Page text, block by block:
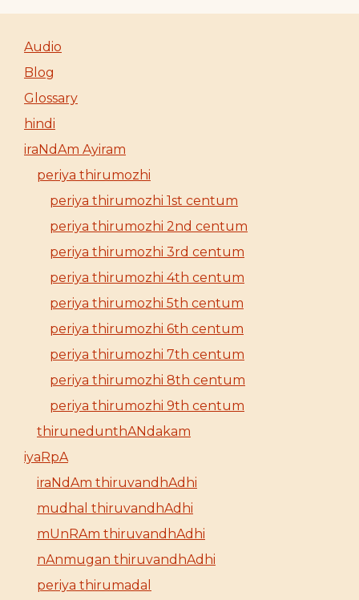
Audio
Blog
Glossary
hindi
iraNdAm Ayiram
periya thirumozhi
periya thirumozhi 1st centum
periya thirumozhi 2nd centum
periya thirumozhi 3rd centum
periya thirumozhi 4th centum
periya thirumozhi 5th centum
periya thirumozhi 6th centum
periya thirumozhi 7th centum
periya thirumozhi 8th centum
periya thirumozhi 9th centum
thirunedunthANdakam
iyaRpA
iraNdAm thiruvandhAdhi
mudhal thiruvandhAdhi
mUnRAm thiruvandhAdhi
nAnmugan thiruvandhAdhi
periya thirumadal